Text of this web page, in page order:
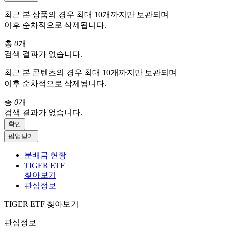
최근 본 상품의 경우 최대 10개까지만 보관되며
이후 순차적으로 삭제됩니다.
총 0개
검색 결과가 없습니다.
최근 본 콘텐츠의 경우 최대 10개까지만 보관되며
이후 순차적으로 삭제됩니다.
총 0개
검색 결과가 없습니다.
확인
팝업닫기
분배금 현황
TIGER ETF
찾아보기
관심정보
TIGER ETF 찾아보기
관심정보